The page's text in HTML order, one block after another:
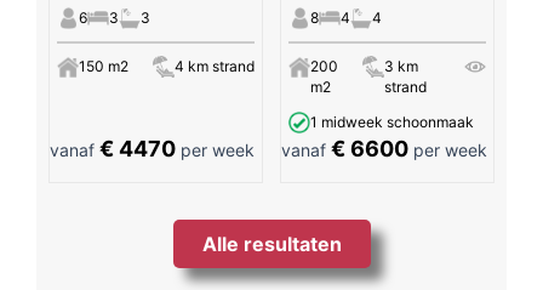
6 3 3
150 m2 4 km strand
vanaf € 4470 per week
8 4 4
200
m2
3 km
strand
1 midweek schoonmaak
vanaf€ 6600 per week
Alle resultaten